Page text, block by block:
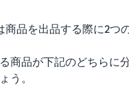
商品を出品する際に2つ
商品が下記のどちらに
う。